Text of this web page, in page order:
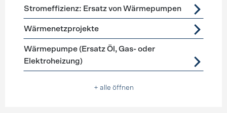
Stromeffizienz: Ersatz von Wärmepumpen
Wärmenetzprojekte
Wärmepumpe (Ersatz Öl, Gas- oder
Elektroheizung)
+ alle öffnen